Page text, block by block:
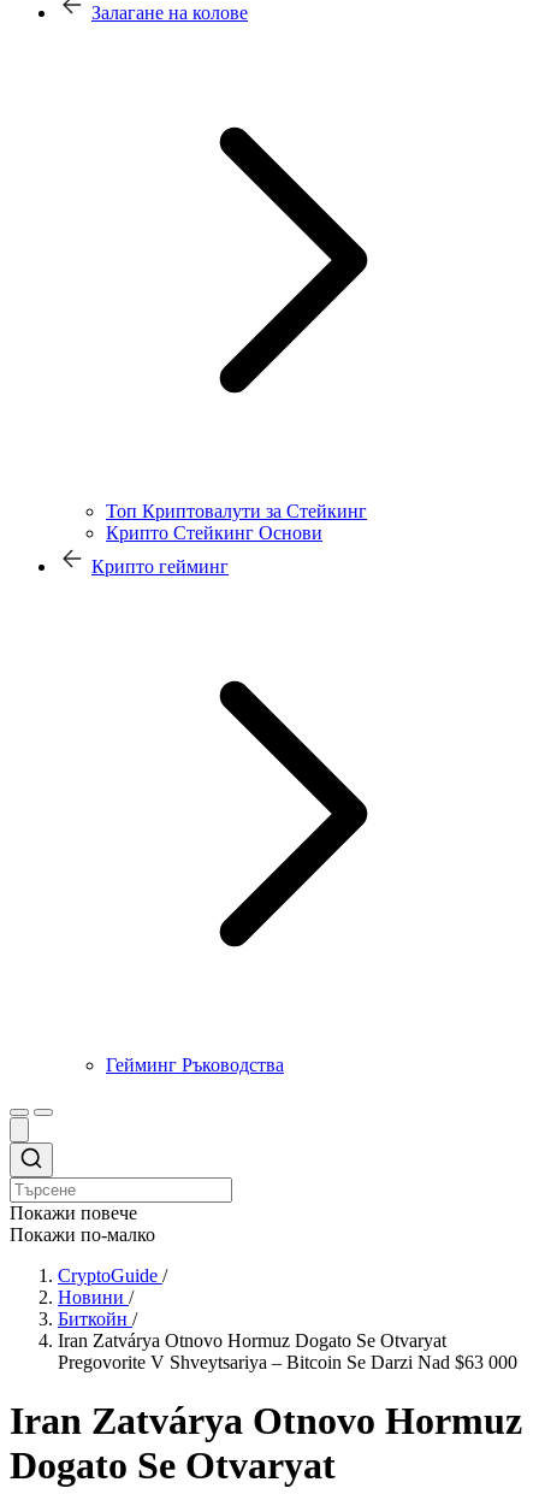
Залагане на колове
Топ Криптовалути за Стейкинг
Крипто Стейкинг Основи
Крипто гейминг
Гейминг Ръководства
Покажи повече
Покажи по-малко
CryptoGuide /
Новини /
Биткойн /
Iran Zatváryа Otnovo Hormuz Dogato Se Otvaryat
Pregovorite V Shveytsariya – Bitcoin Se Darzi Nad $63 000
Iran Zatváryа Otnovo Hormuz
Dogato Se Otvaryat